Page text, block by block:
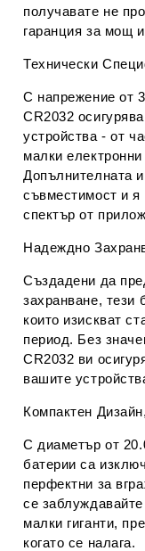
получавате не
гаранция за мощ
Технически
С напрежение от
CR2032
устройства - от
малки
Допълнителната
съвместимост и
спектър от
Надеждно
Създадени да
захранване, тези
които изискват
период. Без
CR2032 ви
вашите
Компактен
С диаметър от
батерии са
перфектни за
се
малки гиганти,
когато се налага.